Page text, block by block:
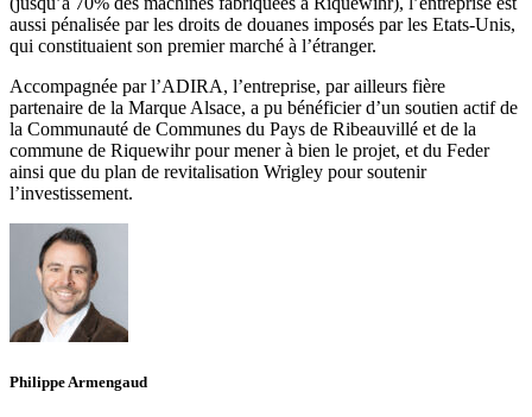
aussi pénalisée par les droits de douanes imposés par les Etats-Unis,
qui constituaient son premier marché à l’étranger.
Accompagnée par l’ADIRA, l’entreprise, par ailleurs fière
partenaire de la Marque Alsace, a pu bénéficier d’un soutien actif de
la Communauté de Communes du Pays de Ribeauvillé et de la
commune de Riquewihr pour mener à bien le projet, et du Feder
ainsi que du plan de revitalisation Wrigley pour soutenir
l’investissement.
Philippe Armengaud